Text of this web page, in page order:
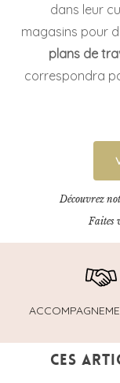
dans leur
magasins pour
plans de
correspondra
Découvrez
Faites
Ces